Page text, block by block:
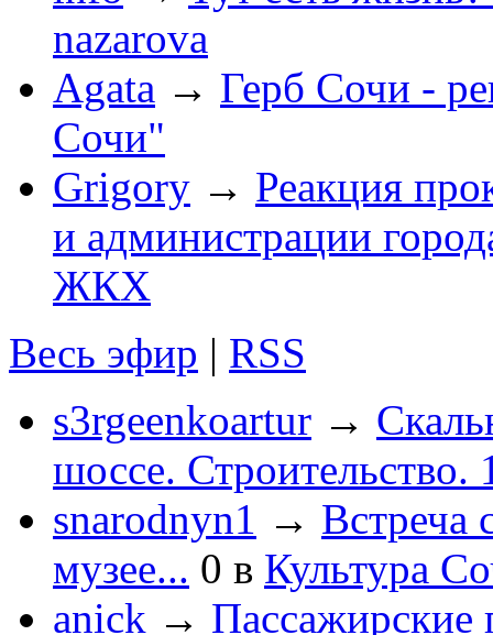
nazarova
Agata → Герб Сочи -
Сочи"
Grigory → Реакция
и администрации
ЖКХ
Весь эфир | RSS
s3rgeenkoartur →
шоссе. Строительство.
snarodnyn1 → Встреча
музее... 0 в Культура
anick → Пассажирские